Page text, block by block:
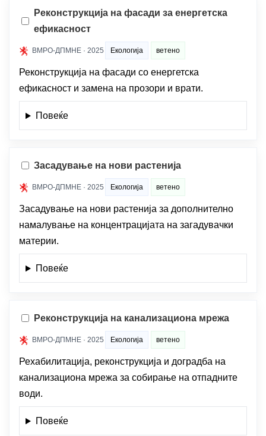
Реконструкција на фасади за енергетска
ефикасност
ВМРО-ДПМНЕ · 2025 Екологија ветено
Реконструкција на фасади со енергетска
ефикасност и замена на прозори и врати.
Повеќе
Засадување на нови растенија
ВМРО-ДПМНЕ · 2025 Екологија ветено
Засадување на нови растенија за дополнително
намалување на концентрацијата на загадувачки
материи.
Повеќе
Реконструкција на канализациона мрежа
ВМРО-ДПМНЕ · 2025 Екологија ветено
Рехабилитација, реконструкција и доградба на
канализациона мрежа за собирање на отпадните
води.
Повеќе